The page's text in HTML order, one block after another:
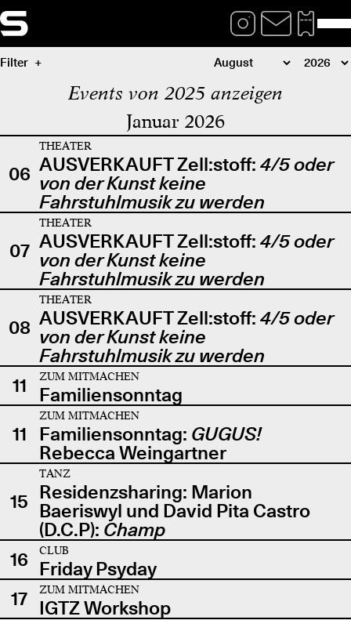
Filter
Events von 2025 anzeigen
Januar 2026
06
THEATER
AUSVERKAUFT Zell:stoff: 4/5 oder
von der Kunst keine
Fahrstuhlmusik zu werden
07
THEATER
AUSVERKAUFT Zell:stoff: 4/5 oder
von der Kunst keine
Fahrstuhlmusik zu werden
08
THEATER
AUSVERKAUFT Zell:stoff: 4/5 oder
von der Kunst keine
Fahrstuhlmusik zu werden
11
ZUM MITMACHEN
Familiensonntag
11
ZUM MITMACHEN
Familiensonntag: GUGUS!
Rebecca Weingartner
15
TANZ
Residenzsharing: Marion
Baeriswyl und David Pita Castro
(D.C.P): Champ
16
CLUB
Friday Psyday
17
ZUM MITMACHEN
IGTZ Workshop